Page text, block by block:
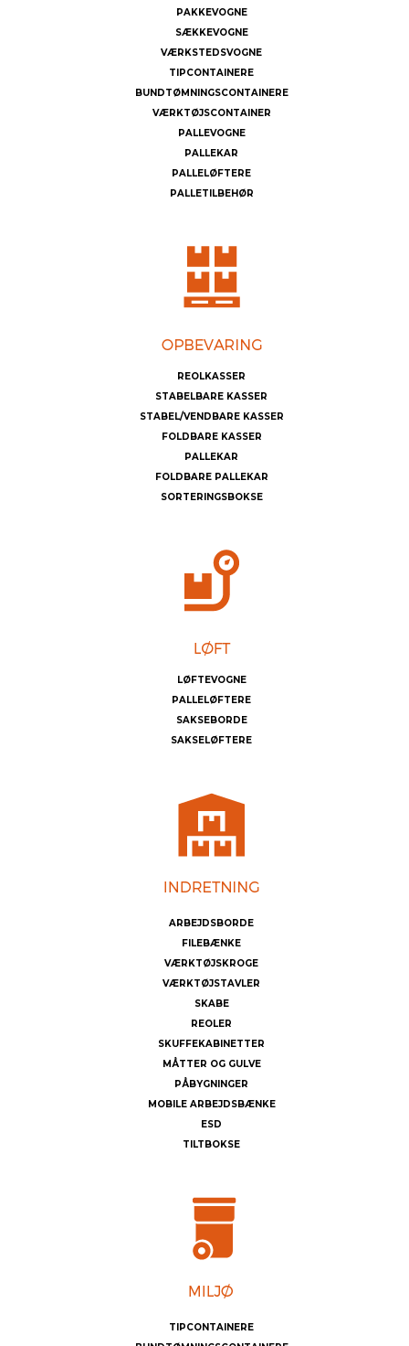
PAKKEVOGNE
SÆKKEVOGNE
VÆRKSTEDSVOGNE
TIPCONTAINERE
BUNDTØMNINGSCONTAINERE
VÆRKTØJSCONTAINER
PALLEVOGNE
PALLEKAR
PALLELØFTERE
PALLETILBEHØR
REOLKASSER
STABELBARE KASSER
STABEL/VENDBARE KASSER
FOLDBARE KASSER
PALLEKAR
FOLDBARE PALLEKAR
SORTERINGSBOKSE
LØFTEVOGNE
PALLELØFTERE
SAKSEBORDE
SAKSELØFTERE
ARBEJDSBORDE
FILEBÆNKE
VÆRKTØJSKROGE
VÆRKTØJSTAVLER
SKABE
REOLER
SKUFFEKABINETTER
MÅTTER OG GULVE
PÅBYGNINGER
MOBILE ARBEJDSBÆNKE
ESD
TILTBOKSE
TIPCONTAINERE